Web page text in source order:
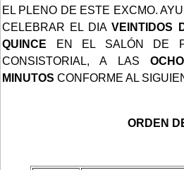
EL PLENO DE ESTE EXCMO.
CELEBRAR EL DIAVEINTIDOS
QUINCE
EN EL SALÓN DE
CONSISTORIAL, A LAS
MINUTOS CONFORME AL
ORDEN